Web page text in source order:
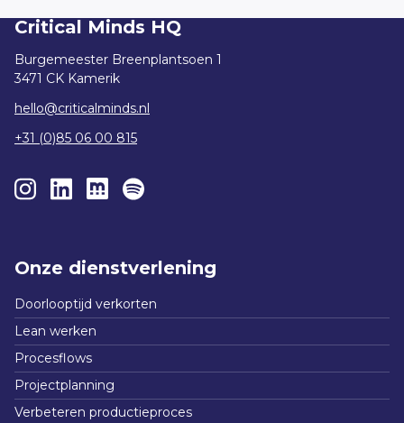
Onze dienstverlening
Doorlooptijd verkorten
Lean werken
Procesflows
Projectplanning
Verbeteren productieproces
Critical Minds HQ
Burgemeester Breenplantsoen 1
3471 CK Kamerik
hello@criticalminds.nl
+31 (0)85 06 00 815